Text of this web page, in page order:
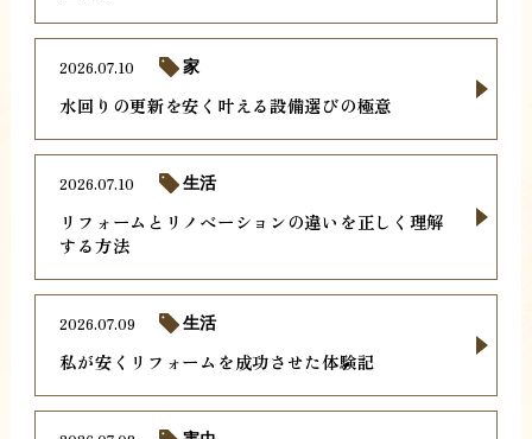
水回りの更新を安く叶える設備選びの極意
2026.07.10 家
リフォームとリノベーションの違いを正しく理解
する方法
2026.07.10 生活
私が安くリフォームを成功させた体験記
2026.07.09 生活